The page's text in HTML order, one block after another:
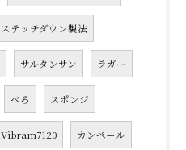
ステッチダウン製法
サルタンサン ラガー
べろ スポンジ
Vibram7120 カンペール